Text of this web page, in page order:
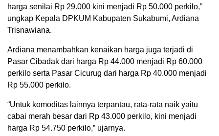
harga senilai Rp 29.000 kini menjadi Rp 50.000 perkilo,”
ungkap Kepala DPKUM Kabupaten Sukabumi, Ardiana
Trisnawiana.
Ardiana menambahkan kenaikan harga juga terjadi di
Pasar Cibadak dari harga Rp 44.000 menjadi Rp 60.000
perkilo serta Pasar Cicurug dari harga Rp 40.000 menjadi
Rp 55.000 perkilo.
“Untuk komoditas lainnya terpantau, rata-rata naik yaitu
cabai merah besar dari Rp 43.000 perkilo, kini menjadi
harga Rp 54.750 perkilo,” ujarnya.